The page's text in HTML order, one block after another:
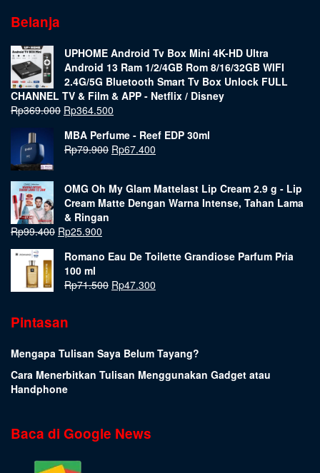
Belanja
UPHOME Android Tv Box Mini 4K-HD Ultra
Android 13 Ram 1/2/4GB Rom 8/16/32GB WIFI
2.4G/5G Bluetooth Smart Tv Box Unlock FULL
CHANNEL TV & Film & APP - Netflix / Disney
Rp369.000 Rp364.500
MBA Perfume - Reef EDP 30ml
Rp79.900 Rp67.400
OMG Oh My Glam Mattelast Lip Cream 2.9 g - Lip
Cream Matte Dengan Warna Intense, Tahan Lama
& Ringan
Rp99.400 Rp25.900
Romano Eau De Toilette Grandiose Parfum Pria
100 ml
Rp71.500 Rp47.300
Pintasan
Mengapa Tulisan Saya Belum Tayang?
Cara Menerbitkan Tulisan Menggunakan Gadget atau
Handphone
Baca di Google News